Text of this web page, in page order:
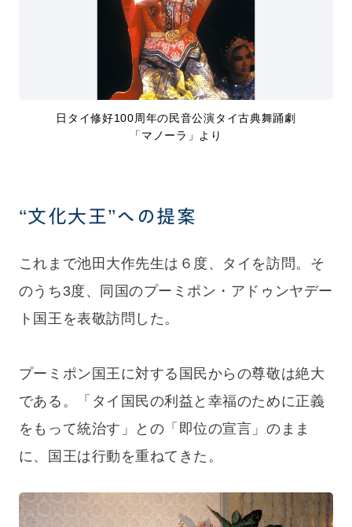
日タイ修好100周年の民音公演タイ古典舞踊劇
「マノーラ」より
“文化大王”への提案
これまで池田大作先生は６度、タイを訪問。そ
のうち3度、同国のプーミポン・アドゥンヤデー
ト国王を表敬訪問した。
プーミポン国王に対する国民からの尊敬は絶大
である。「タイ国民の利益と幸福のために正義
をもって統治す」との「即位の宣言」のまま
に、国王は行動を重ねてきた。